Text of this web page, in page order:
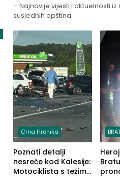
– Najnovije vijesti i aktuelnosti iz
susjednih opština.
Crna Hronika
Poznati detalji
nesreće kod Kalesije:
Motociklista s težim,